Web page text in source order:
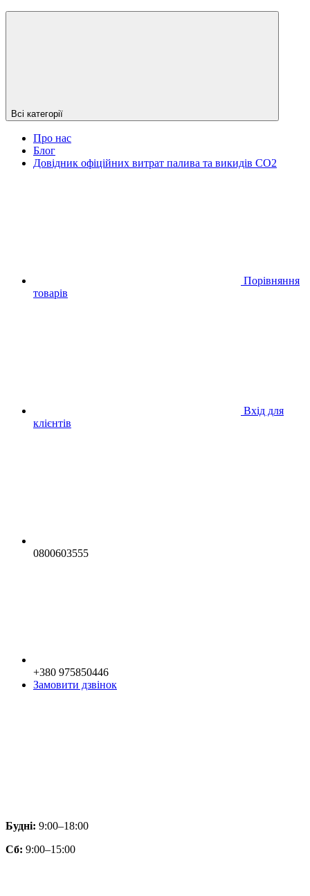
Всі категорії
Про нас
Блог
Довідник офіційних витрат палива та викидів СО2
Порівняння
товарів
Вхід для
клієнтів
0800603555
+380 975850446
Замовити дзвінок
Будні: 9:00–18:00
Сб: 9:00–15:00